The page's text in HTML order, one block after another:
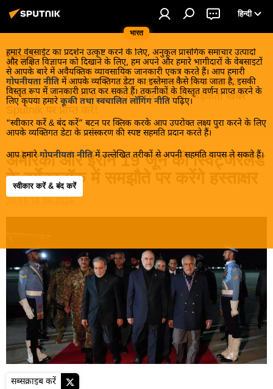
भारत
हिन्दी
हमारे वेबसाईट का प्रदर्शन उत्कृष्ट करने के लिए, अनुकूल प्रासंगिक समाचार उत्पादों
और लक्षित विज्ञापन को दिखाने के लिए, हम अपने और हमारे भागीदारों के वेबसाइटों
से आपके बारे में अवैयक्तिक व्यावसायिक जानकारी एकत्र करते हैं। आप हमारी
गोपनीयता नीति में आपके व्यक्तिगत डेटा का इस्तेमाल कैसे किया जाता है, इसकी
विस्तृत रूप में जानकारी प्राप्त कर सकते हैं। तकनीकों के विस्तृत वर्णन प्राप्त करने के
लिए कृपया हमारे कूकी तथा स्वचालित लॉगिंग नीति पढ़िए।
“स्वीकार करें & बंद करें” बटन पर क्लिक करके आप उपरोक्त लक्ष्य पुरा करने के लिए
आपके व्यक्तिगत डेटा के प्रसंस्करण की स्पष्ट सहमति प्रदान करते हैं।
आप हमारे गोपनीयता नीति में उल्लेखित तरीकों से अपनी सहमति वापस ले सकते हैं।
स्वीकार करें & बंद करें
विश्व
खबरें ठंडे होने से पहले इन्हें पढ़िए, जानिए और इनका आनंद
लीजिए। देश और विदेश की गरमा गरम तड़कती फड़कती खबरें
Sputnik पर प्राप्त करें!
अमेरिका और ईरान 19 जून को स्विट्जरलैंड
के बर्गेनस्टॉक में समझौते पर करेंगे हस्ताक्षर
सब्सक्राइब करें